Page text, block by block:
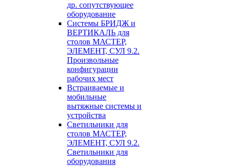
др. сопутствующее
оборудование
Системы БРИДЖ и
ВЕРТИКАЛЬ для
столов МАСТЕР,
ЭЛЕМЕНТ, СУЛ 9.2.
Произвольные
конфигурации
рабочих мест
Встраиваемые и
мобильные
вытяжные системы и
устройства
Светильники для
столов МАСТЕР,
ЭЛЕМЕНТ, СУЛ 9.2.
Светильники для
оборудования